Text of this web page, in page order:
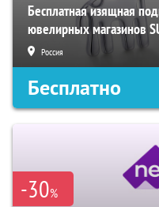
Бесплатная изящная
ювелирных магазинов
Россия
Бесплатно
-30%